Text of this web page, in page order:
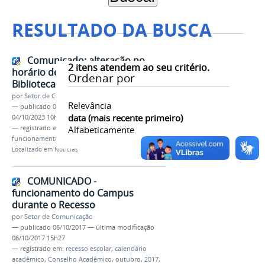
RESULTADO DA BUSCA
2itens atendem ao seu critério.
Ordenar por
Relevância
data (mais recente primeiro)
Alfabeticamente
Comunicado: alteração no
horário de funcionamento da
Biblioteca
porSetor de Comunicação
— publicado 02/10/2023—última modificação
04/10/2023 10h44
— registrado em:
comunicado,biblioteca
funcionamento
Localizado em Notícias
COMUNICADO -
funcionamento do Campus
durante o Recesso
porSetor de Comunicação
— publicado 06/10/2017 — última modificação
06/10/2017 15h27
— registrado em: recesso escolar, calendário
acadêmico, Conselho Acadêmico, outubro, 2017,